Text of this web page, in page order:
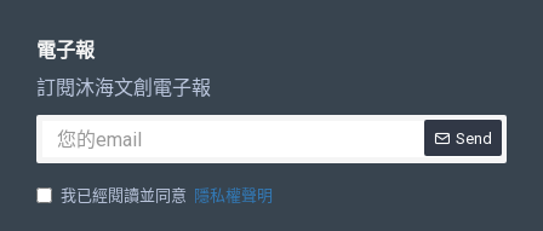
電子報
訂閱沐海文創電子報
Send
我已經閱讀並同意 隱私權聲明